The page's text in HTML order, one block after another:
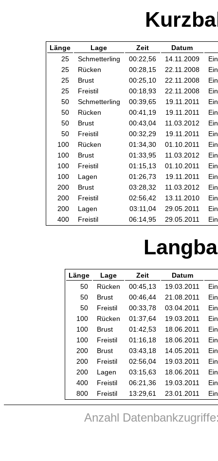
Länge Lage Zeit
Datum
25
Schmetterling 00:22,56 14.11.2009
25
Rücken 00:28,15 22.11.2008
25
Brust 00:25,10 22.11.2008
25
Freistil 00:18,93 22.11.2008
50
Schmetterling 00:39,65 19.11.2011
50
Rücken 00:41,19 19.11.2011
50
Brust 00:43,04 11.03.2012
50
Freistil 00:32,29 19.11.2011
100
Rücken 01:34,30 01.10.2011
100
Brust 01:33,95 11.03.2012
100
Freistil 01:15,13 01.10.2011
100
Lagen 01:26,73 19.11.2011
200
Brust 03:28,32 11.03.2012
200
Freistil 02:56,42 13.11.2010
200
Lagen 03:11,04 29.05.2011
400
Freistil 06:14,95 29.05.2011
Länge Lage Zeit
Datum
50
Rücken 00:45,13 19.03.2011
50
Brust 00:46,44 21.08.2011
50
Freistil 00:33,78 03.04.2011
100
Rücken 01:37,64 19.03.2011
100
Brust 01:42,53 18.06.2011
100
Freistil 01:16,18 18.06.2011
200
Brust 03:43,18 14.05.2011
200
Freistil 02:56,04 19.03.2011
200
Lagen 03:15,63 18.06.2011
400
Freistil 06:21,36 19.03.2011
800
Freistil 13:29,61 23.01.2011
Anzahl